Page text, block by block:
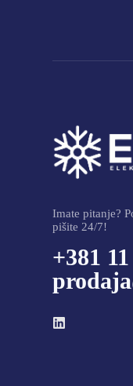
Imate pitanje?
pišite 24/7!
+381